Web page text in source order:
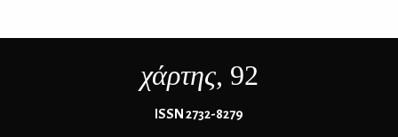
χάρτης, 92
ΙSSN 2732-8279